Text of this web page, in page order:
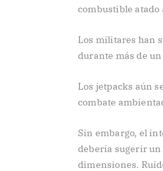
combustible atado
Los militares han
durante más de
Los jetpacks aún
combate
Sin embargo, el
debería sugerir
dimensiones.